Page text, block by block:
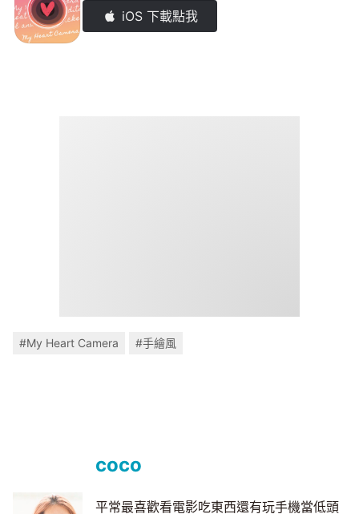
iOS 下載點我
#My Heart Camera #手繪風
coco
平常最喜歡看電影吃東西還有玩手機當低頭